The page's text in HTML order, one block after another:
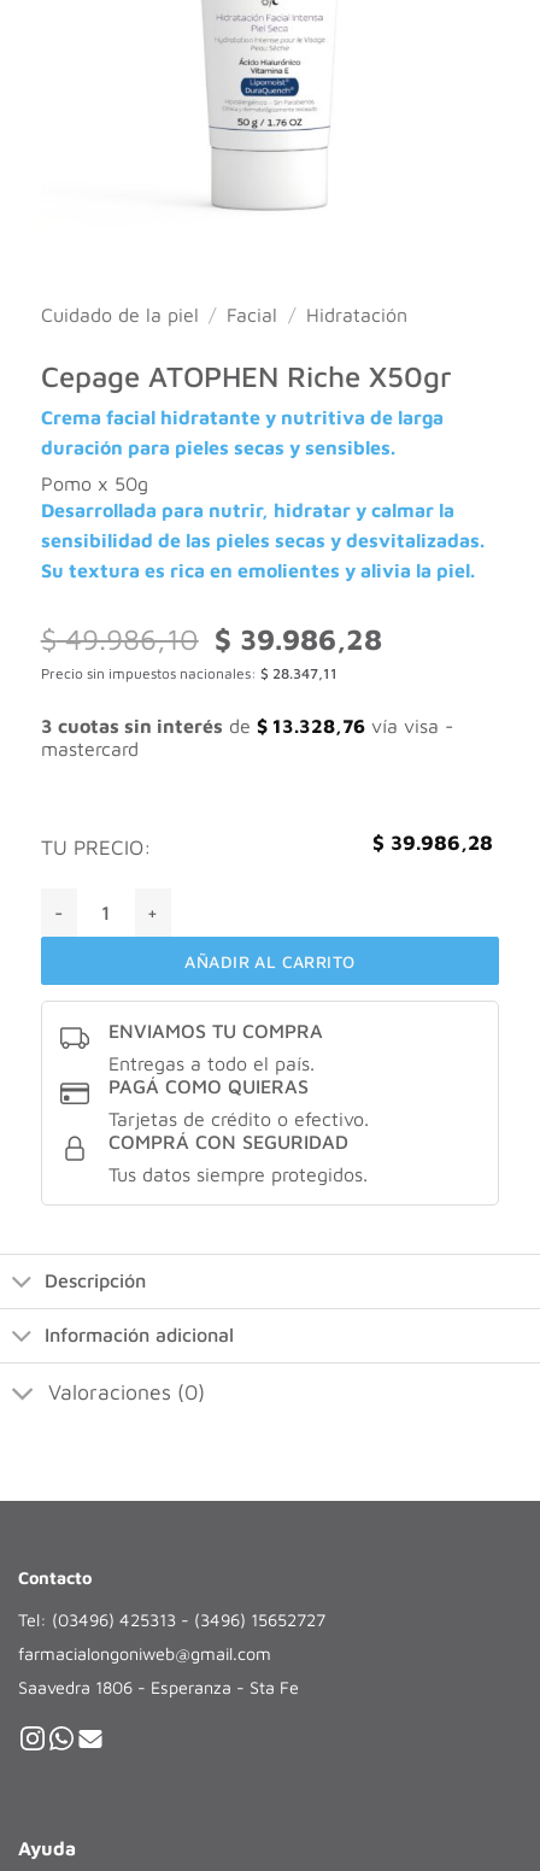
Cuidado de la piel / Facial / Hidratación
Cepage ATOPHEN Riche X50gr
Crema facial hidratante y nutritiva de larga
duración para pieles secas y sensibles.
Pomo x 50g
Desarrollada para nutrir, hidratar y calmar la
sensibilidad de las pieles secas y desvitalizadas.
Su textura es rica en emolientes y alivia la piel.
$49.986,10
El
precio
original
$ 49.986,10.
$ 39.986,28El
$ 39.986,28.
Precio sin impuestos nacionales: $ 28.347,11
3 cuotas sin interés de $13.328,76vía visa -
mastercard
TU PRECIO: $ 39.986,28
AÑADIR AL CARRITO
ENVIAMOS TU COMPRA
Entregas a todo el país.
PAGÁ COMO QUIERAS
Tarjetas de crédito o efectivo.
COMPRÁ CON SEGURIDAD
Tus datos siempre protegidos.
Descripción
Información adicional
Valoraciones (0)
Contacto
Tel: (03496) 425313 - (3496) 15652727
farmacialongoniweb@gmail.com
Saavedra 1806 - Esperanza - Sta Fe
Ayuda